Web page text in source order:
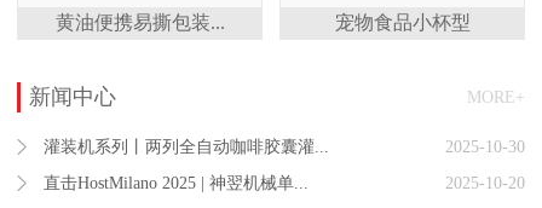
黄油便携易撕包装... 宠物食品小杯型
MORE+
新闻中心
2025-10-30
灌装机系列丨两列全自动咖啡胶囊灌...
2025-10-20
直击HostMilano 2025 | 神翌机械单...